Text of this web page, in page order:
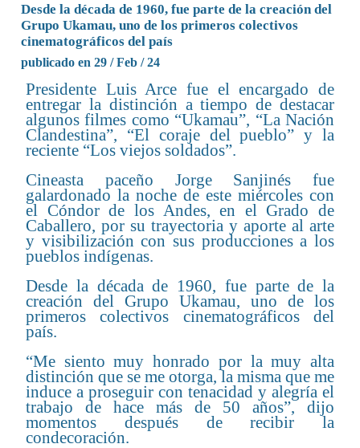
Desde la década de 1960, fue parte de la creación del
Grupo Ukamau, uno de los primeros colectivos
cinematográficos del país
publicado en 29 / Feb / 24
Presidente Luis Arce fue el encargado de
entregar la distinción a tiempo de destacar
algunos filmes como “Ukamau”, “La Nación
Clandestina”, “El coraje del pueblo” y la
reciente “Los viejos soldados”.
Cineasta paceño Jorge Sanjinés fue
galardonado la noche de este miércoles con
el Cóndor de los Andes, en el Grado de
Caballero, por su trayectoria y aporte al arte
y visibilización con sus producciones a los
pueblos indígenas.
Desde la década de 1960, fue parte de la
creación del Grupo Ukamau, uno de los
primeros colectivos cinematográficos del
país.
“Me siento muy honrado por la muy alta
distinción que se me otorga, la misma que me
induce a proseguir con tenacidad y alegría el
trabajo de hace más de 50 años”, dijo
momentos después de recibir la
condecoración.